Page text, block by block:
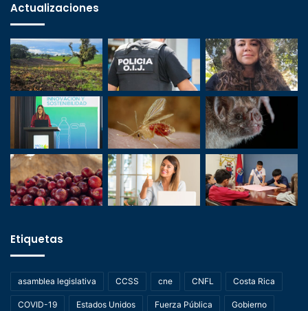
Actualizaciones
Etiquetas
asamblea legislativa CCSS cne CNFL Costa Rica
COVID-19 Estados Unidos Fuerza Pública Gobierno